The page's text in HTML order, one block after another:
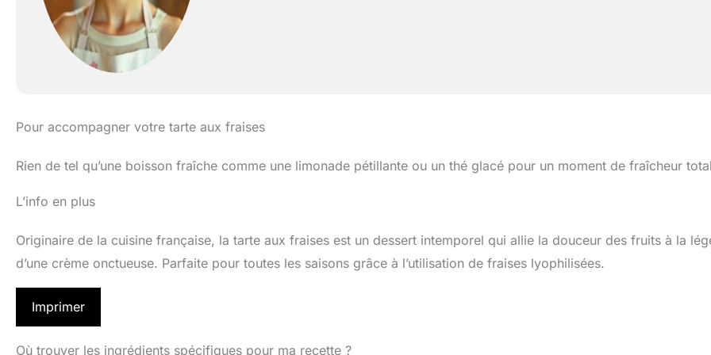
Pour accompagner votre tarte aux fraises
Rien de tel qu’une boisson fraîche comme une limonade pétillante ou un thé glacé pour un moment de fraîcheur
L’info en plus
Originaire de la cuisine française, la tarte aux fraises est un dessert intemporel qui allie la douceur des fruits à la
d’une crème onctueuse. Parfaite pour toutes les saisons grâce à l’utilisation de fraises lyophilisées.
Imprimer
Où trouver les ingrédients spécifiques pour ma recette ?